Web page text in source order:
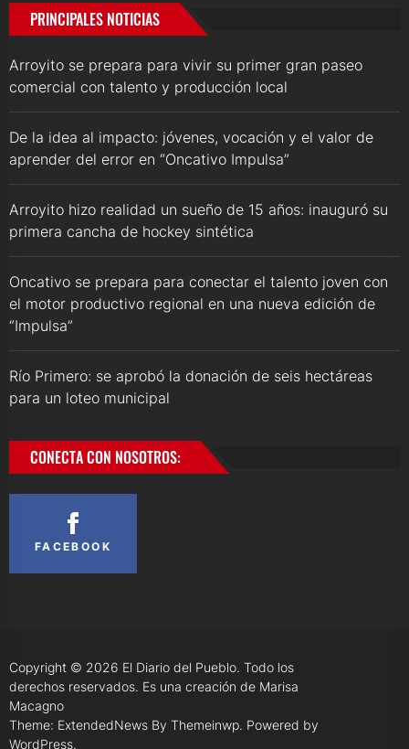
PRINCIPALES NOTICIAS
Arroyito se prepara para vivir su primer gran paseo
comercial con talento y producción local
De la idea al impacto: jóvenes, vocación y el valor de
aprender del error en “Oncativo Impulsa”
Arroyito hizo realidad un sueño de 15 años: inauguró su
primera cancha de hockey sintética
Oncativo se prepara para conectar el talento joven con
el motor productivo regional en una nueva edición de
“Impulsa”
Río Primero: se aprobó la donación de seis hectáreas
para un loteo municipal
CONECTA CON NOSOTROS:
FACEBOOK
Copyright © 2026 El Diario del Pueblo. Todo los
derechos reservados. Es una creación de Marisa
Macagno
Theme: ExtendedNews By Themeinwp. Powered by
WordPress.